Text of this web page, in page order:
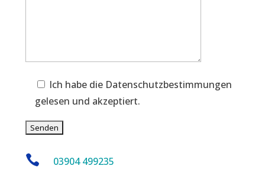
Ich habe die Datenschutzbestimmungen
gelesen und akzeptiert.
 03904 499235